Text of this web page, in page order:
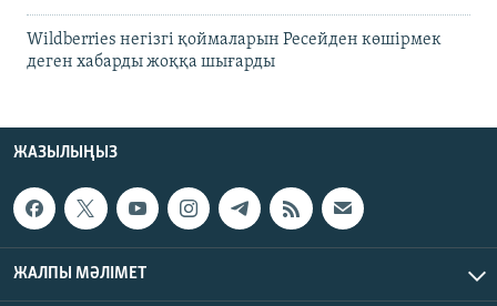
Wildberries негізгі қоймаларын Ресейден көшірмек
деген хабарды жоққа шығарды
ЖАЗЫЛЫҢЫЗ
ЖАЛПЫ МӘЛІМЕТ